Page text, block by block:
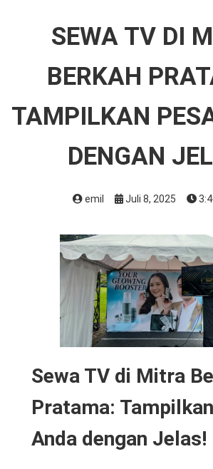
SEWA TV DI
BERKAH
TAMPILKAN
DENGAN
emil Juli 8, 2025
Sewa TV di Mitra
Pratama:
Anda dengan Jelas!